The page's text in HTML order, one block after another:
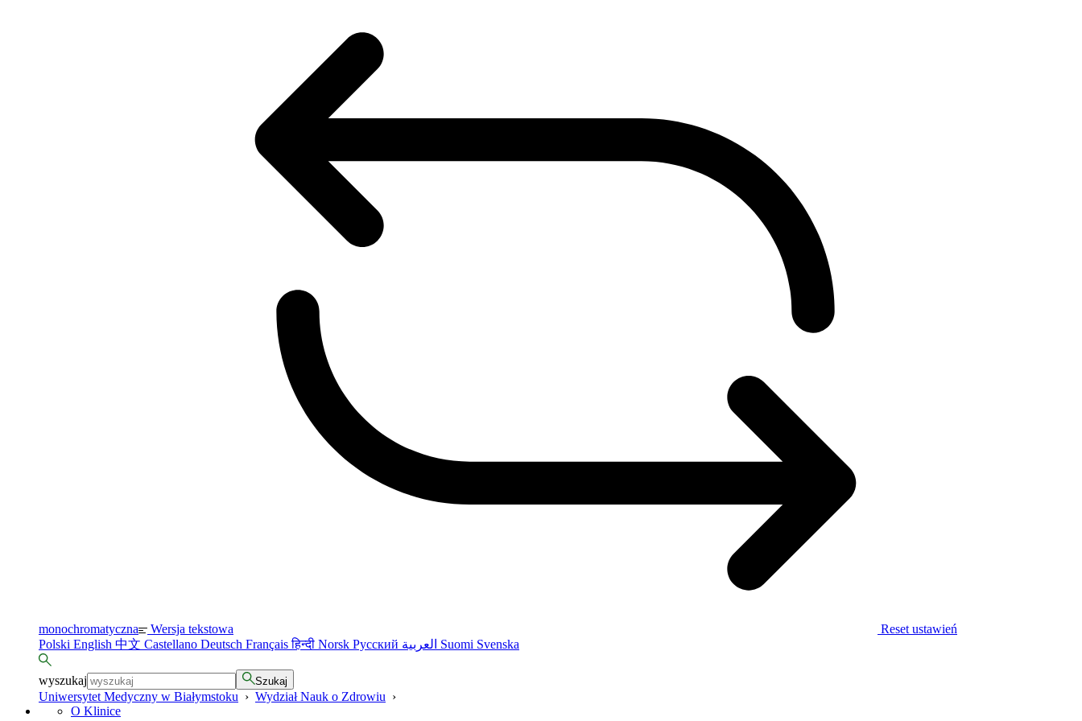
monochromatyczna Wersja tekstowa
Reset ustawień
Polski English 中文 Castellano Deutsch Françaisहिन्दी Norsk Русский Suomi Svenska
wyszukaj Szukaj
Uniwersytet Medyczny w Białymstoku › Wydział Nauk o Zdrowiu ›
O Klinice